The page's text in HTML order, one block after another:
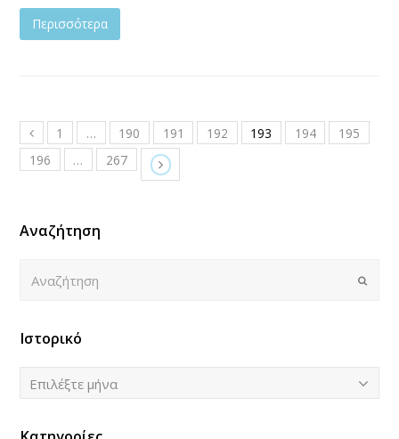
Περισσότερα
1 … 190 191 192 193 194
195
196
… 267
Αναζήτηση
Submit
Ιστορικό
Ιστορικό
Επιλέξτε μήνα